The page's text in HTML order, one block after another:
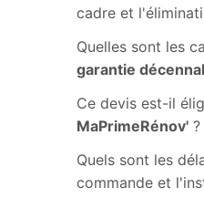
cadre et
Quelles sont les
garantie
Ce devis est-il
MaPrimeRénov' ?
Quels sont les
commande et